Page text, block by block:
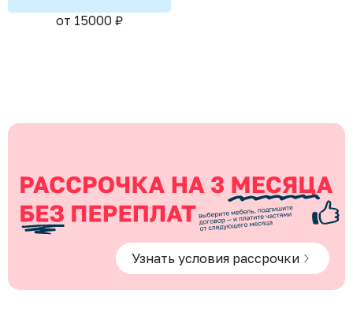
от 15000 ₽
Узнать условия рассрочки